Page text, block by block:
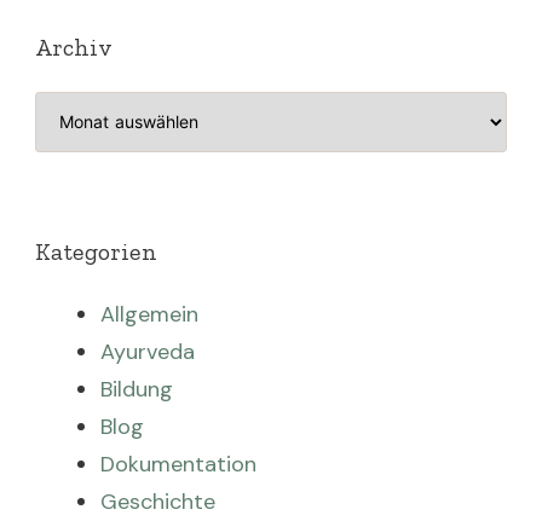
Archiv
Archiv
Kategorien
Allgemein
Ayurveda
Bildung
Blog
Dokumentation
Geschichte